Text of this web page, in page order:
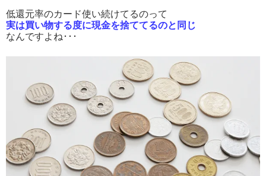
低還元率のカード使い続けてるのって
実は買い物する度に現金を捨ててるのと同じ
なんですよね･･･